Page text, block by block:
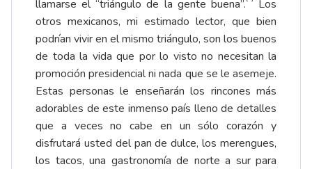
llamarse el “triángulo de la gente buena”.
Los
otros mexicanos, mi estimado lector, que bien
podrían vivir en el mismo triángulo, son los buenos
de toda la vida que por lo visto no necesitan la
promoción presidencial ni nada que se le asemeje.
Estas personas le enseñarán los rincones más
adorables de este inmenso país lleno de detalles
que a veces no cabe en un sólo corazón y
disfrutará usted del pan de dulce, los merengues,
los tacos, una gastronomía de norte a sur para